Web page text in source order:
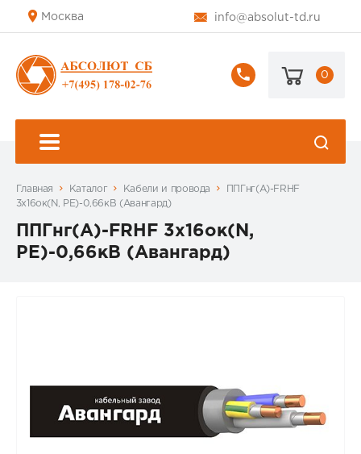
Москва info@absolut-td.ru
+7
178-
0
Главная Каталог Кабели и провода
ППГнг(А)-FRHF
3х16ок(N, PE)-0,66кВ (Авангард)
ППГнг(А)-FRHF 3х16ок(N,
PE)-0,66кВ (Авангард)